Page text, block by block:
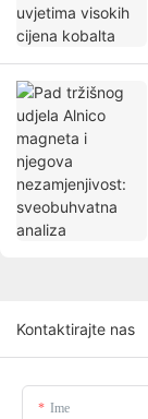
Kontaktirajte nas
Ime